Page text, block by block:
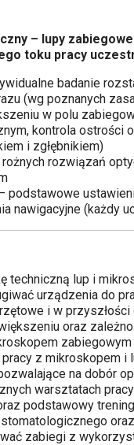
– lupy
toku pracy
badanie
(wg poznanych
w polu
kontrola ostrości
i zgłębnikiem)
rozwiązań
– podstawowe
nawigacyjne (każdy
techniczną lup i
urządzenia do
i w
oraz
z mikroskopem
na dobór
warsztatach
podstawowy
zabiegi z